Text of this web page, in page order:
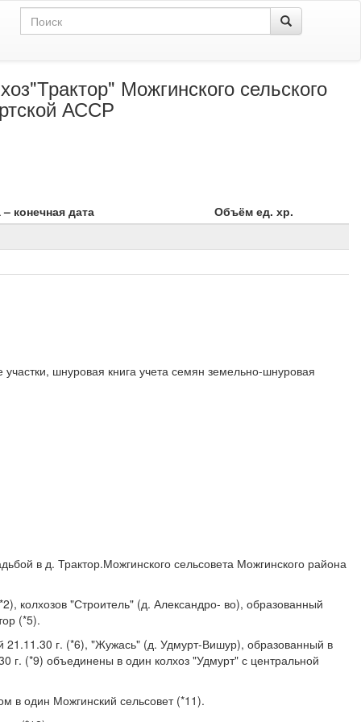
Можгинского сельского
АССР
конечная дата
Объём ед. хр.
шнуровая книга учета семян земельно-шнуровая
в д. Трактор.Можгинского сельсовета Можгинского района
колхозов "Строитель" (д. Александро- во), образованный
(*5).
г. (*6), "Жужась" (д. Удмурт-Вишур), образованный в
(*9) объединены в один колхоз "Удмурт" с центральной
в один Можгинский сельсовет (*11).